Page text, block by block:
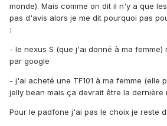
monde). Mais comme on dit il n'y a que
pas d'avis alors je me dit pourquoi pas
:
- le nexus S (que j'ai donné à ma femme)
par google
- j'ai acheté une TF101 à ma femme (elle
jelly bean mais ça devrait être la dernière
Pour le padfone j'ai pas le choix je reste